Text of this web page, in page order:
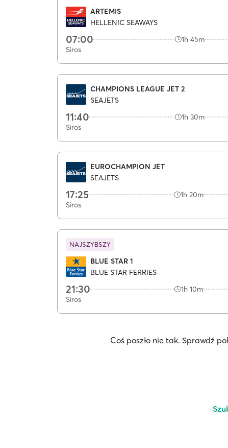
ARTEMIS
HELLENIC SEAWAYS
07:00 1h 45m
Siros
CHAMPIONS LEAGUE JET 2
SEAJETS
11:40 1h 30m
Siros
EUROCHAMPION JET
SEAJETS
17:25 1h 20m
Siros
NAJSZYBSZY
BLUE STAR 1
BLUE STAR FERRIES
21:30 1h 10m
Siros
Coś poszło nie tak. Sprawdź